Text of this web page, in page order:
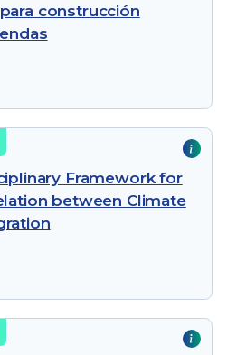
construcción
Framework for
between Climate